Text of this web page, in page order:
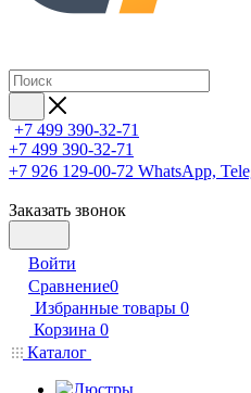
+7 499 390-32-71
+7 499 390-32-71
+7 926 129-00-72 WhatsApp,
Заказать звонок
Войти
Сравнение0
Избранные товары 0
Корзина 0
Каталог